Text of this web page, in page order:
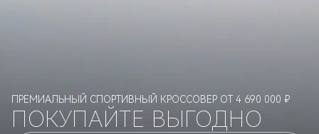
ПОКУПАЙТЕ ВЫГОДНО
ПРЕМИАЛЬНЫЙ СПОРТИВНЫЙ КРОССОВЕР ОТ 4 690 000 ₽